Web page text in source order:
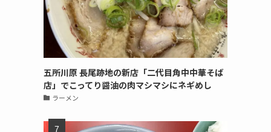
五所川原 長尾跡地の新店「二代目角中中華そば
店」でこってり醤油の肉マシマシにネギめし
ラーメン